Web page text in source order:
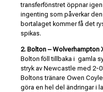
transferfönstret öppnar
ingenting som påverkar
bortalaget kommer få det
spikas.
2. Bolton – Wolverhampton
Bolton föll tillbaka i gamla
stryk av Newcastle med 2-
Boltons tränare Owen
göra en hel del ändringar i